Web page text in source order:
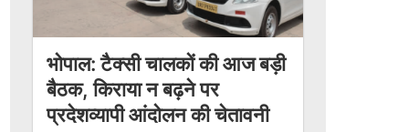
भोपाल: टैक्सी चालकों की आज बड़ी
बैठक, किराया न बढ़ने पर
प्रदेशव्यापी आंदोलन की चेतावनी